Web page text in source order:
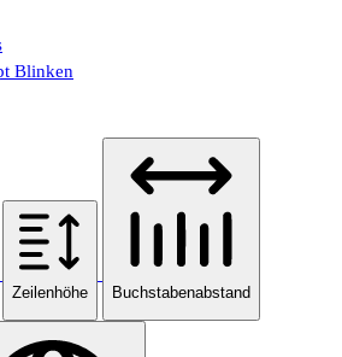
Blinken
Zeilenhöhe Buchstabenabstand